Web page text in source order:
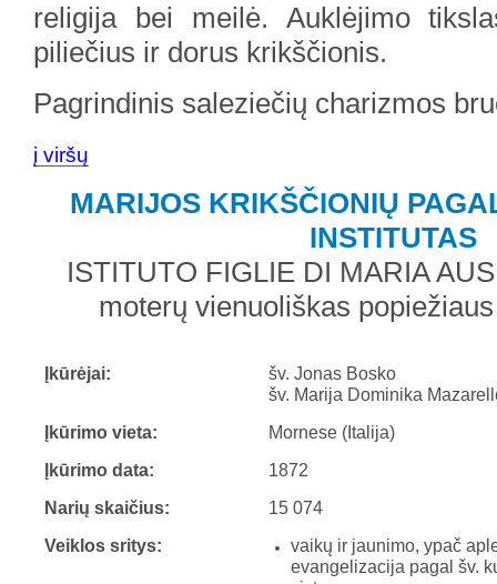
religija bei meilė. Auklėjimo
piliečius ir dorus krikščionis.
Pagrindinis saleziečių charizmos
į viršų
MARIJOS KRIKŠČIONIŲ
INSTITUTAS
ISTITUTO FIGLIE DI MARIA
moterų vienuoliškas
Įkūrėjai:
Įkūrimo vieta:
Įkūrimo data:
Narių skaičius:
Veiklos sritys:
šv. Jonas Bosko
šv. Marija Dominika
Mornese (Italija)
1872
15 074
vaikų ir jaunimo, ypač
evangelizacija pagal šv.